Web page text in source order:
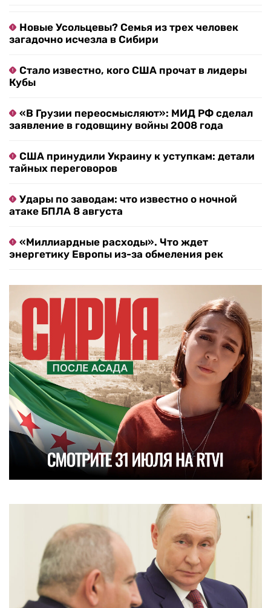
Новые Усольцевы? Семья из трех человек
загадочно исчезла в Сибири
Стало известно, кого США прочат в лидеры
Кубы
«В Грузии переосмысляют»: МИД РФ сделал
заявление в годовщину войны 2008 года
США принудили Украину к уступкам: детали
тайных переговоров
Удары по заводам: что известно о ночной
атаке БПЛА 8 августа
«Миллиардные расходы». Что ждет
энергетику Европы из-за обмеления рек